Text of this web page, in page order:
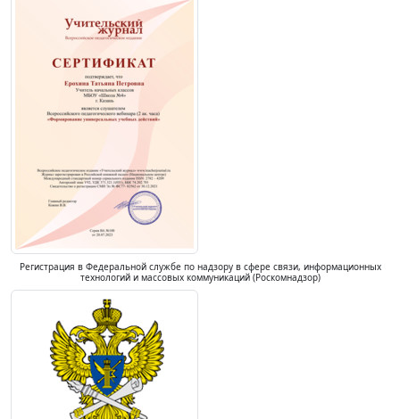
Регистрация в Федеральной службе по надзору в сфере связи, информационных
технологий и массовых коммуникаций (Роскомнадзор)